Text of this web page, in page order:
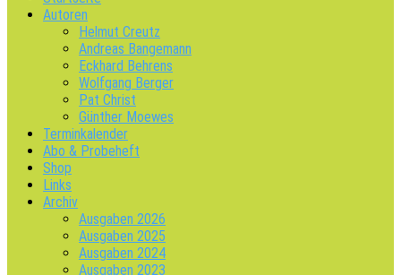
Autoren
Helmut Creutz
Andreas Bangemann
Eckhard Behrens
Wolfgang Berger
Pat Christ
Günther Moewes
Terminkalender
Abo & Probeheft
Shop
Links
Archiv
Ausgaben 2026
Ausgaben 2025
Ausgaben 2024
Ausgaben 2023